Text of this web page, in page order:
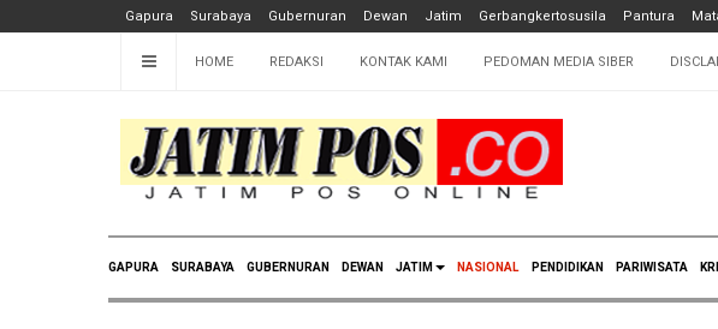
Gapura Surabaya Gubernuran Dewan Jatim Gerbangkertosusila Pantura
HOME REDAKSI KONTAK KAMI PEDOMAN MEDIA SIBER
GAPURA SURABAYA GUBERNURAN DEWAN JATIM NASIONAL PENDIDIKAN PARIWISATA